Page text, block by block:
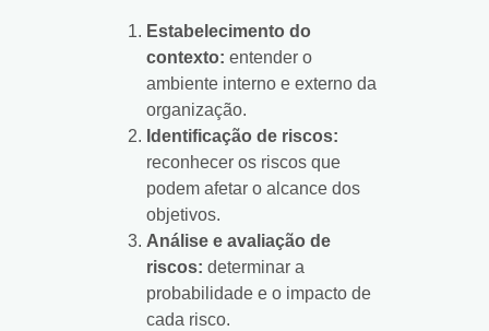
Estabelecimento do
contexto: entender o
ambiente interno e externo da
organização.
Identificação de riscos:
reconhecer os riscos que
podem afetar o alcance dos
objetivos.
Análise e avaliação de
riscos: determinar a
probabilidade e o impacto de
cada risco.